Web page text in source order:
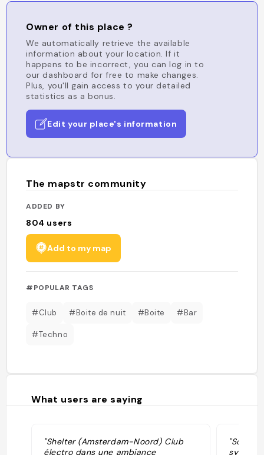
Owner of this place ?
We automatically retrieve the available
information about your location. If it
happens to be incorrect, you can log in to
our dashboard for free to make changes.
Plus, you'll gain access to your detailed
statistics as a bonus.
Edit your place's information
The mapstr community
ADDED BY
804 users
Add to my map
#POPULAR TAGS
#Club #Boite de nuit #Boite #Bar
#Techno
What users are saying
"Shelter (Amsterdam-Noord) Club
électro dans une ambiance
sympa